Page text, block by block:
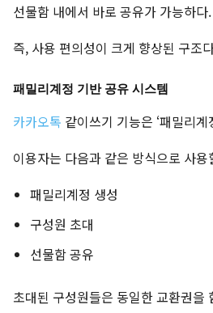
선물함 내에서 바로 공유가 가능하다.
즉, 사용 편의성이 크게 향상된 구조
패밀리계정 기반 공유 시스템
카카오톡 같이쓰기 기능은 ‘패밀리
이용자는 다음과 같은 방식으로 사용
패밀리계정 생성
구성원 초대
선물함 공유
초대된 구성원들은 동일한 교환권을